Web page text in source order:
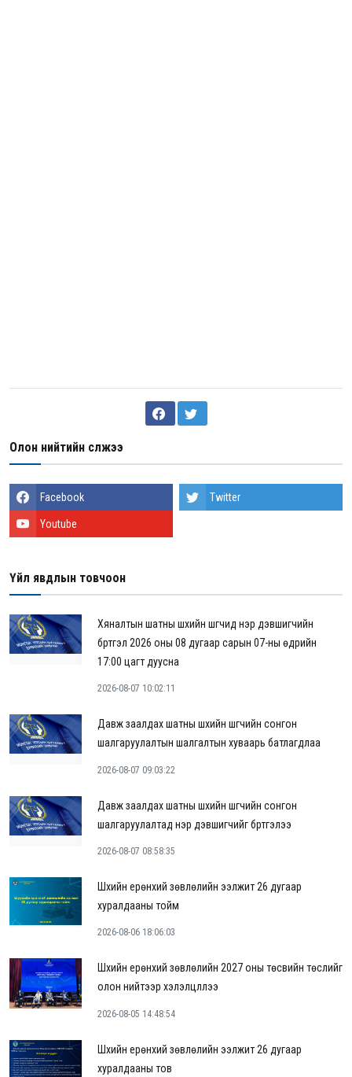
Олон нийтийн сүлжээ
Facebook Twitter
Youtube
Үйл явдлын товчоон
Хяналтын шатны шүүхийн шүүгчид нэр дэвшигчийн
бүртгэл 2026 оны 08 дугаар сарын 07-ны өдрийн
17:00 цагт дуусна
2026-08-07 10:02:11
Давж заалдах шатны шүүхийн шүүгчийн сонгон
шалгаруулалтын шалгалтын хуваарь батлагдлаа
2026-08-07 09:03:22
Давж заалдах шатны шүүхийн шүүгчийн сонгон
шалгаруулалтад нэр дэвшигчийг бүртгэлээ
2026-08-07 08:58:35
Шүүхийн ерөнхий зөвлөлийн ээлжит 26 дугаар
хуралдааны тойм
2026-08-06 18:06:03
Шүүхийн ерөнхий зөвлөлийн 2027 оны төсвийн төслийг
олон нийтээр хэлэлцүүллээ
2026-08-05 14:48:54
Шүүхийн ерөнхий зөвлөлийн ээлжит 26 дугаар
хуралдааны тов